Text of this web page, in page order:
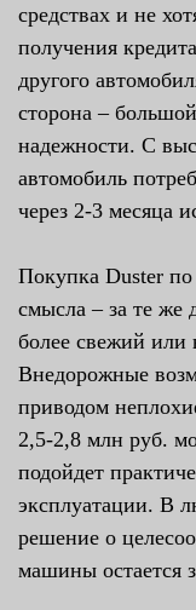
средствах и не
получения
другого
сторона –
надежности. С
автомобиль
через 2-3 месяца
Покупка Duster
смысла – за те же
более свежий
Внедорожные
приводом
2,5-2,8 млн руб.
подойдет
эксплуатации. В
решение о
машины остается